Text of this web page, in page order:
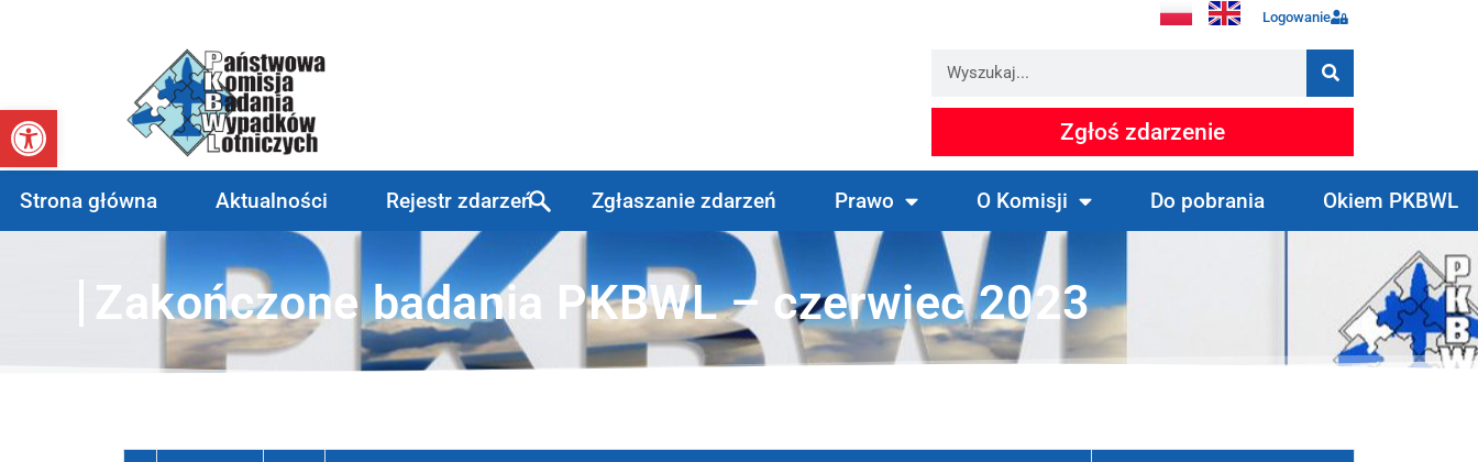
Otwórz pasek narzędzi
Logowanie
Zgłoś zdarzenie
Strona główna Aktualności Rejestr zdarzeń Zgłaszanie zdarzeń Prawo O Komisji Do pobrania Okiem PKBWL
Zakończone badania PKBWL – czerwiec 2023